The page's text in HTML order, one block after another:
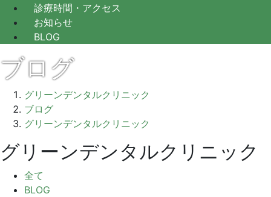
診療時間・アクセス
お知らせ
BLOG
ブログ
グリーンデンタルクリニック
ブログ
グリーンデンタルクリニック
グリーンデンタルクリニック
全て
BLOG